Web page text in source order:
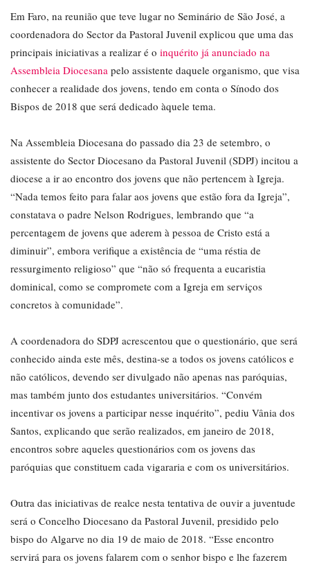
Em Faro, na reunião que teve lugar no Seminário de São José, a
coordenadora do Sector da Pastoral Juvenil explicou que uma das
principais iniciativas a realizar é o inquérito já anunciado na
Assembleia Diocesana pelo assistente daquele organismo, que visa
conhecer a realidade dos jovens, tendo em conta o Sínodo dos
Bispos de 2018 que será dedicado àquele tema.
Na Assembleia Diocesana do passado dia 23 de setembro, o
assistente do Sector Diocesano da Pastoral Juvenil (SDPJ) incitou a
diocese a ir ao encontro dos jovens que não pertencem à Igreja.
“Nada temos feito para falar aos jovens que estão fora da Igreja”,
constatava o padre Nelson Rodrigues, lembrando que “a
percentagem de jovens que aderem à pessoa de Cristo está a
diminuir”, embora verifique a existência de “uma réstia de
ressurgimento religioso” que “não só frequenta a eucaristia
dominical, como se compromete com a Igreja em serviços
concretos à comunidade”.
A coordenadora do SDPJ acrescentou que o questionário, que será
conhecido ainda este mês, destina-se a todos os jovens católicos e
não católicos, devendo ser divulgado não apenas nas paróquias,
mas também junto dos estudantes universitários. “Convém
incentivar os jovens a participar nesse inquérito”, pediu Vânia dos
Santos, explicando que serão realizados, em janeiro de 2018,
encontros sobre aqueles questionários com os jovens das
paróquias que constituem cada vigararia e com os universitários.
Outra das iniciativas de realce nesta tentativa de ouvir a juventude
será o Concelho Diocesano da Pastoral Juvenil, presidido pelo
bispo do Algarve no dia 19 de maio de 2018. “Esse encontro
servirá para os jovens falarem com o senhor bispo e lhe fazerem